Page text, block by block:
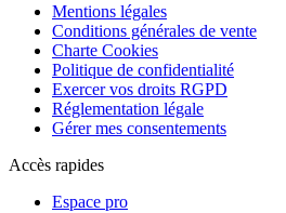
Mentions légales
Conditions générales de vente
Charte Cookies
Politique de confidentialité
Exercer vos droits RGPD
Réglementation légale
Gérer mes consentements
Accès rapides
Espace pro